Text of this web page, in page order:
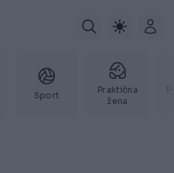
Sport
Praktična
žena